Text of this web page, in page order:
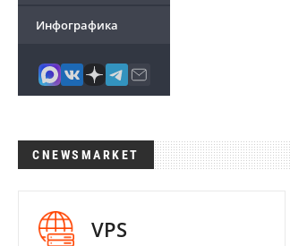
Инфографика
CNEWSMARKET
VPS